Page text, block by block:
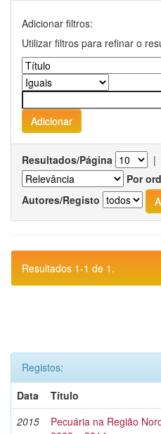
Adicionar filtros:
Utilizar filtros para refinar o
Resultados/Página |
Por
Autores/Registo
Resultados 1-1 de 1.
Registos:
Data
Título
2015
Pecuária na Região